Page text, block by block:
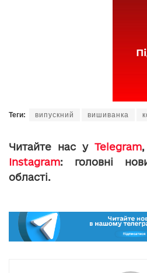
Теги: випускний вишиванка
Читайте нас у Telegram,
Instagram: головні
області.